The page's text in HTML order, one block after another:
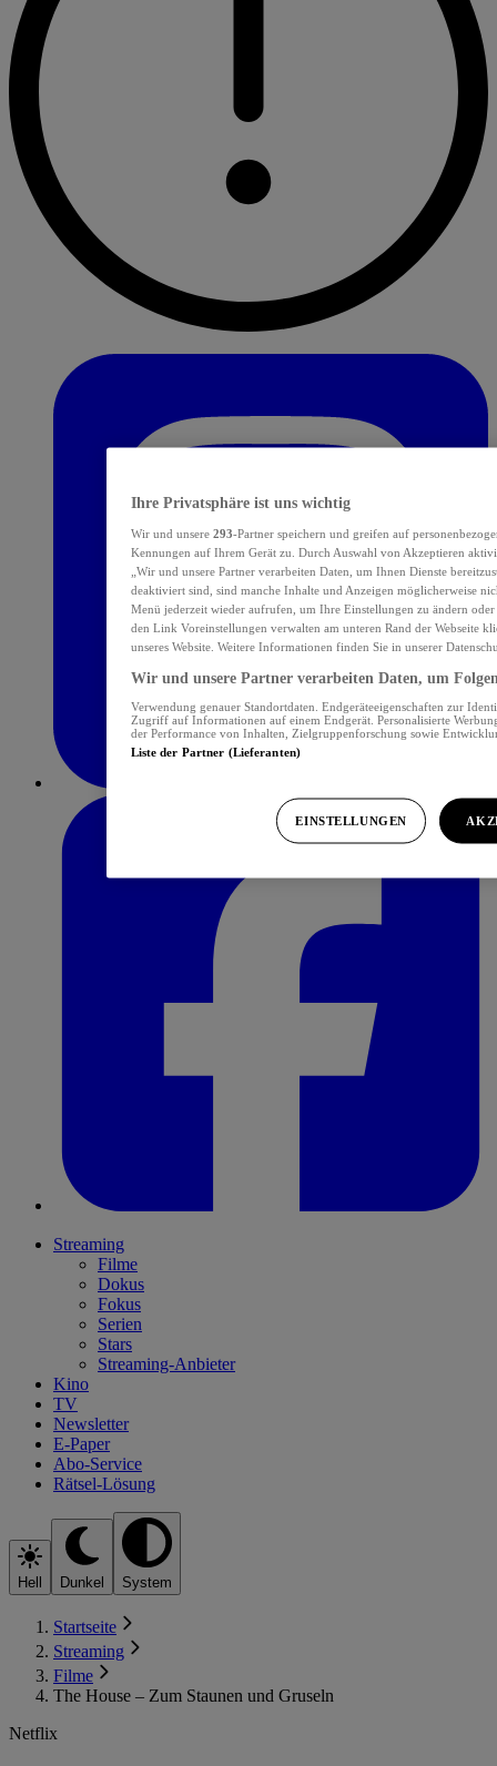
Streaming
Filme
Dokus
Fokus
Serien
Stars
Streaming-Anbieter
Kino
TV
Newsletter
E-Paper
Abo-Service
Rätsel-Lösung
Hell Dunkel System
Startseite
Streaming
Filme
The House – Zum Staunen und Gruseln
Netflix
Ihre Privatsphäre ist uns wichtig
Wir und unsere 293-Partner speichern und greifen auf
Kennungen auf Ihrem Gerät zu. Durch Auswahl von Akzeptieren
„Wir und unsere Partner verarbeiten Daten, um Ihnen Dienste
deaktiviert sind, sind manche Inhalte und Anzeigen möglicherweise
Menü jederzeit wieder aufrufen, um Ihre Einstellungen zu ändern
den Link Voreinstellungen verwalten am unteren Rand der Webseite
unseres Website. Weitere Informationen finden Sie in unserer
Wir und unsere Partner verarbeiten Daten, um
Verwendung genauer Standortdaten. Endgeräteeigenschaften zur
Zugriff auf Informationen auf einem Endgerät. Personalisierte
der Performance von Inhalten, Zielgruppenforschung sowie
Liste der Partner (Lieferanten)
EINSTELLUNGEN